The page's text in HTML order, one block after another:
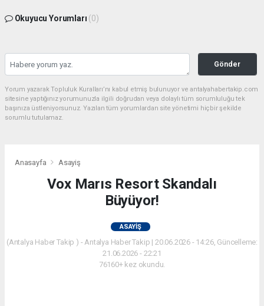
Okuyucu Yorumları (0)
Gönder
Yorum yazarak Topluluk Kuralları’nı kabul etmiş bulunuyor ve antalyahabertakip.com
sitesine yaptığınız yorumunuzla ilgili doğrudan veya dolaylı tüm sorumluluğu tek
başınıza üstleniyorsunuz. Yazılan tüm yorumlardan site yönetimi hiçbir şekilde
sorumlu tutulamaz.
Anasayfa Asayiş
Vox Marıs Resort Skandalı
Büyüyor!
ASAYIŞ
(Antalya Haber Takip ) - Antalya Haber Takip | 20.06.2026 - 14:26, Güncelleme:
21.06.2026 - 22:21
76160+ kez okundu.